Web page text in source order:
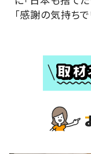
「感謝の気持ち